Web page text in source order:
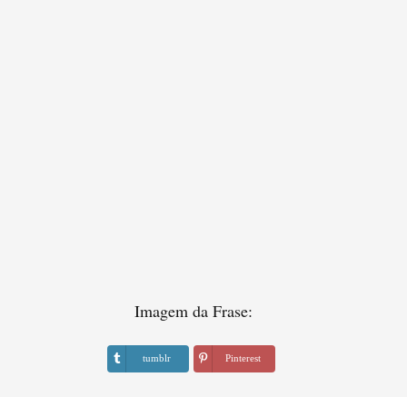
Imagem da Frase:
tumblr Pinterest